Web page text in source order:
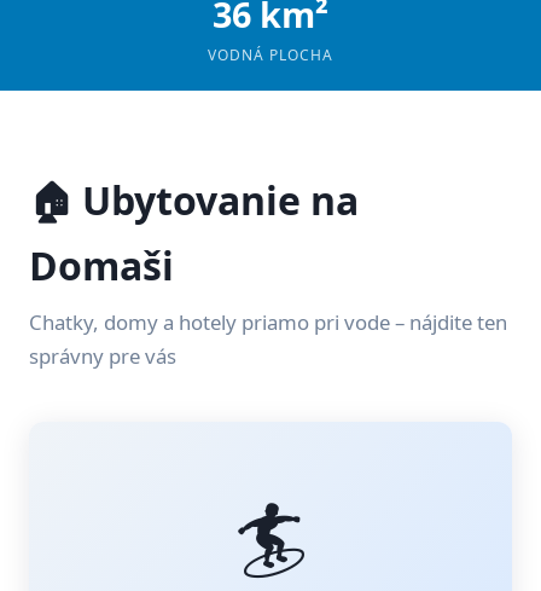
36 km²
VODNÁ PLOCHA
🏠 Ubytovanie na
Domaši
Chatky, domy a hotely priamo pri vode – nájdite ten
správny pre vás
🏄